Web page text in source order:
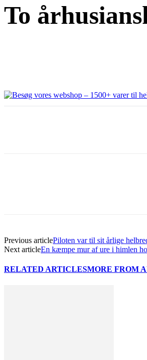
To
Previous articlePiloten var til sit årlige
Next articleEn kæmpe mur af ure i himlen
RELATED ARTICLESMORE FROM